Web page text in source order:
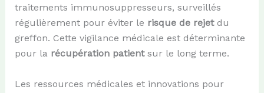
traitements immunosuppresseurs, surveillés
régulièrement pour éviter le risque de rejetdu
greffon. Cette vigilance médicale est déterminante
pour la récupération patientsur le long terme.
Les ressources médicales et innovations pour